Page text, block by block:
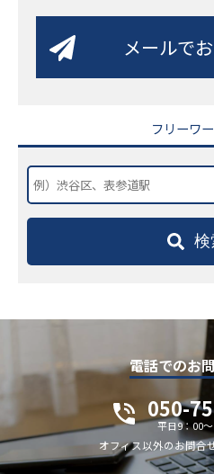
メールで
フリーワ
検
電話でのお
050-
平日9：00
オフィス以外のお問合